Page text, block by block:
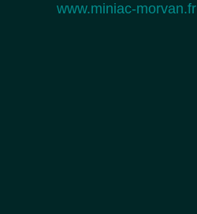
www.miniac-morvan.fr